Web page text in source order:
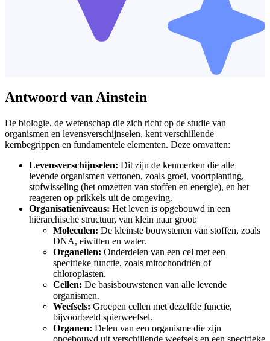
Antwoord van Ainstein
De biologie, de wetenschap die zich richt op de studie van
organismen en levensverschijnselen, kent verschillende
kernbegrippen en fundamentele elementen. Deze omvatten:
Levensverschijnselen: Dit zijn de kenmerken die alle
levende organismen vertonen, zoals groei, voortplanting,
stofwisseling (het omzetten van stoffen en energie), en het
reageren op prikkels uit de omgeving.
Organisatieniveaus: Het leven is opgebouwd in een
hiërarchische structuur, van klein naar groot:
Moleculen: De kleinste bouwstenen van stoffen, zoals
DNA, eiwitten en water.
Organellen: Onderdelen van een cel met een
specifieke functie, zoals mitochondriën of
chloroplasten.
Cellen: De basisbouwstenen van alle levende
organismen.
Weefsels: Groepen cellen met dezelfde functie,
bijvoorbeeld spierweefsel.
Organen: Delen van een organisme die zijn
opgebouwd uit verschillende weefsels en een specifieke